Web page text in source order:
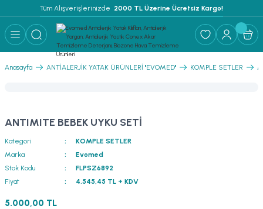
Tüm Alışverişlerinizde 2000 TL Üzerine Ücretsiz Kargo!
ÜRÜNLERİ ''EVOMED''
SOLÜSYONU
- NEM ALMA
Anasayfa ANTİALERJİK YATAK ÜRÜNLERİ ''EVOMED'' KOMPLE SETLER
ANTIMITE BEBEK UYKU SETİ
Kategori
KOMPLE SETLER
Marka
Evomed
Stok Kodu
FLPSZ6892
Fiyat
4.545,45 TL + KDV
5.000,00 TL